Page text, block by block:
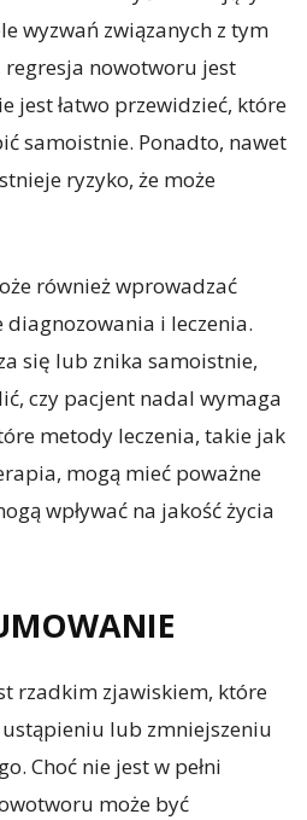
wyzwań związanych z tym
regresja nowotworu jest
jest łatwo przewidzieć, które
samoistnie. Ponadto, nawet
ryzyko, że może
również wprowadzać
diagnozowania i leczenia.
się lub znika samoistnie,
czy pacjent nadal wymaga
metody leczenia, takie jak
mogą mieć poważne
wpływać na jakość życia
rzadkim zjawiskiem, które
lub zmniejszeniu
Choć nie jest w pełni
może być